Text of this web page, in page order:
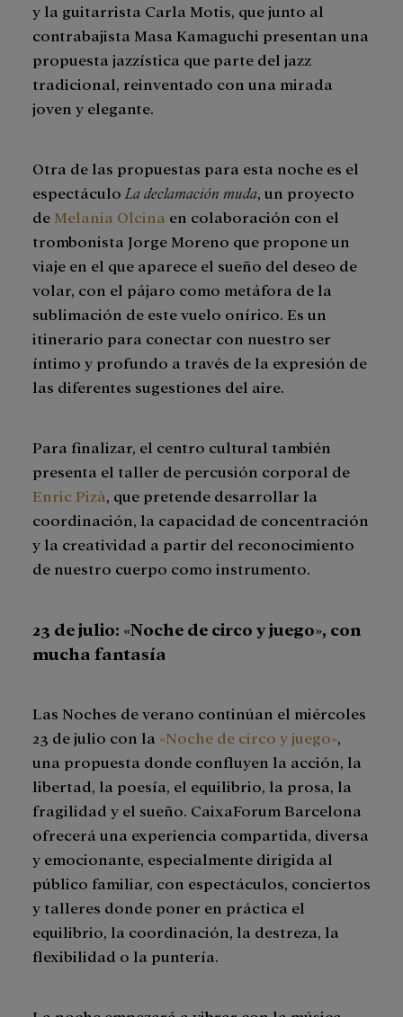
y la guitarrista Carla Motis, que junto al
contrabajista Masa Kamaguchi presentan una
propuesta jazzística que parte del jazz
tradicional, reinventado con una mirada
joven y elegante.
Otra de las propuestas para esta noche es el
espectáculo La declamación muda, un proyecto
de Melania Olcina en colaboración con el
trombonista Jorge Moreno que propone un
viaje en el que aparece el sueño del deseo de
volar, con el pájaro como metáfora de la
sublimación de este vuelo onírico. Es un
itinerario para conectar con nuestro ser
íntimo y profundo a través de la expresión de
las diferentes sugestiones del aire.
Para finalizar, el centro cultural también
presenta el taller de percusión corporal de
Enric Pizà, que pretende desarrollar la
coordinación, la capacidad de concentración
y la creatividad a partir del reconocimiento
de nuestro cuerpo como instrumento.
23 de julio: «Noche de circo y juego», con
mucha fantasía
Las Noches de verano continúan el miércoles
23 de julio con la «Noche de circo y juego»,
una propuesta donde confluyen la acción, la
libertad, la poesía, el equilibrio, la prosa, la
fragilidad y el sueño. CaixaForum Barcelona
ofrecerá una experiencia compartida, diversa
y emocionante, especialmente dirigida al
público familiar, con espectáculos, conciertos
y talleres donde poner en práctica el
equilibrio, la coordinación, la destreza, la
flexibilidad o la puntería.